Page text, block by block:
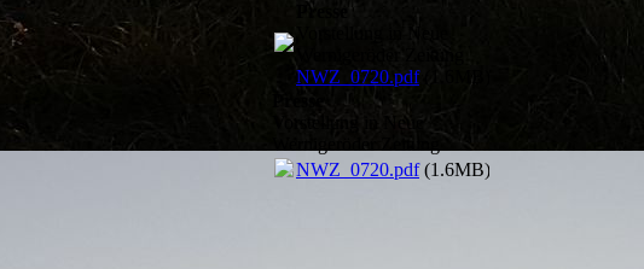
Presse
NWZ_0720.pdf(1.6MB)
Vorstellung in Neue
NWZ_0720.pdf(1.6MB)